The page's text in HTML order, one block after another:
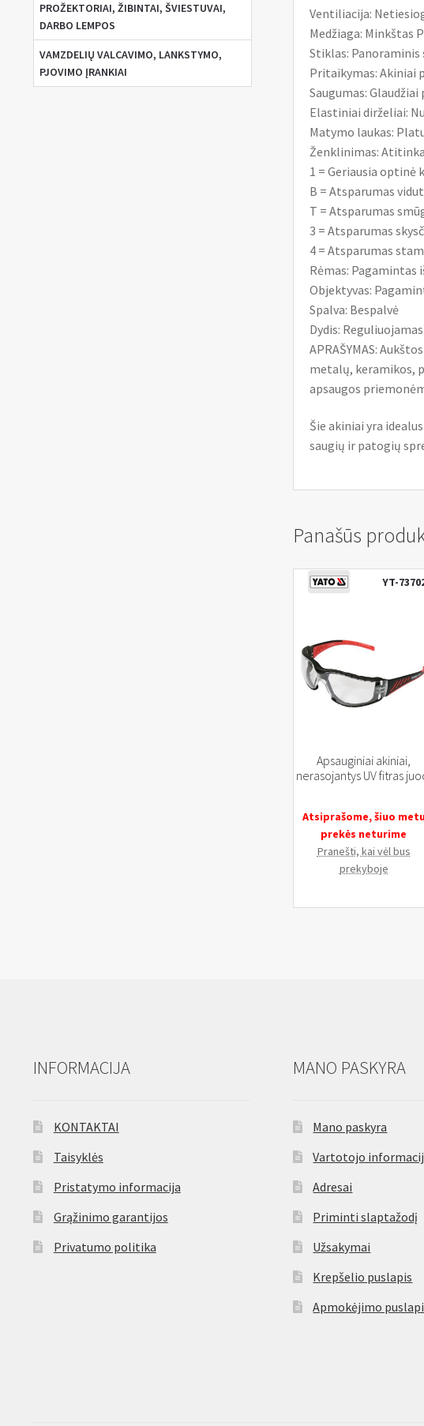
Ventiliacija:
Medžiaga: Minkštas
Stiklas:
Pritaikymas: Akiniai
Saugumas:
Elastiniai dirželiai:
Matymo laukas:
Ženklinimas:
1 = Geriausia optinė
B = Atsparumas
T = Atsparumas
3 = Atsparumas
4 = Atsparumas
Rėmas: Pagamintas
Objektyvas:
Spalva: Bespalvė
Dydis: Reguliuojamas
APRAŠYMAS:
metalų, keramikos,
apsaugos
Šie akiniai yra
saugių ir patogių
Panašūs
YT-
Apsauginiai akiniai,
nerasojantys UV fitras
Atsiprašome, šiuo
prekės neturime
Pranešti, kai vėl bus
prekyboje
PROŽEKTORIAI, ŽIBINTAI, ŠVIESTUVAI,
DARBO LEMPOS
VAMZDELIŲ VALCAVIMO, LANKSTYMO,
PJOVIMO ĮRANKIAI
INFORMACIJA
KONTAKTAI
Taisyklės
Pristatymo informacija
Grąžinimo garantijos
Privatumo politika
MANO PASKYRA
Mano paskyra
Vartotojo
Adresai
Priminti slaptažodį
Užsakymai
Krepšelio puslapis
Apmokėjimo